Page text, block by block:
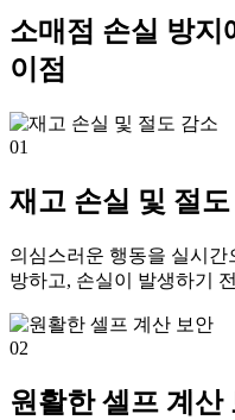
소매점 손실 방지
이점
01
재고 손실 및 절
의심스러운 행동을 실시간
방하고, 손실이 발생하기
02
원활한 셀프 계산